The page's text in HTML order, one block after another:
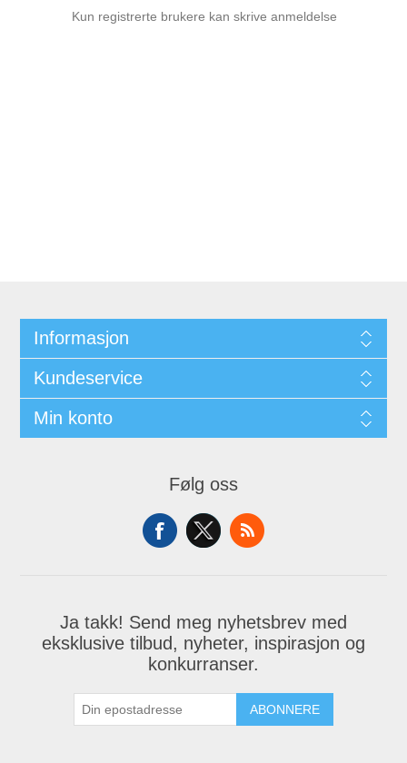
Kun registrerte brukere kan skrive anmeldelse
Informasjon
Kundeservice
Min konto
Følg oss
Ja takk! Send meg nyhetsbrev med
eksklusive tilbud, nyheter, inspirasjon og
konkurranser.
ABONNERE